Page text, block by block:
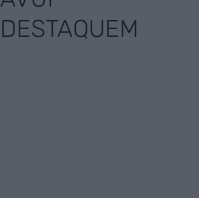
DESTAQUEM